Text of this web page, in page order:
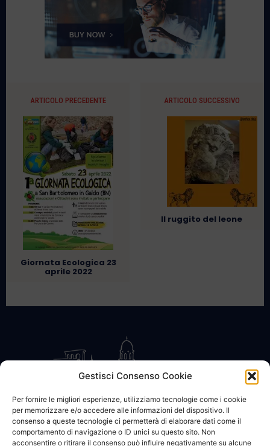
Gestisci Consenso Cookie
Per fornire le migliori esperienze, utilizziamo tecnologie come i cookie
per memorizzare e/o accedere alle informazioni del dispositivo. Il
consenso a queste tecnologie ci permetterà di elaborare dati come il
comportamento di navigazione o ID unici su questo sito. Non
acconsentire o ritirare il consenso può influire negativamente su alcune
ARTICOLO PRECEDENTE
Giornata Ecologica 23
aprile 2022
ARTICOLO SUCCESSIVO
Il ruggito del leone
CONTATTACI COOKIE POLICY PRIVACY